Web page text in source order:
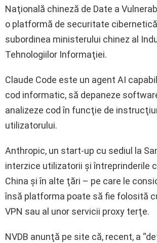
Naţională chineză de Date a
o platformă de securitate
subordinea ministerului chinez al
Tehnologiilor Informaţiei.
Claude Code este un agent AI
cod informatic, să depaneze
analizeze cod în funcţie de
utilizatorului.
Anthropic, un start-up cu sediul la
interzice utilizatorii şi întreprinderile
China şi în alte ţări – pe care le
însă platforma poate să fie folosită
VPN sau al unor servicii proxy terţe.
NVDB anunţă pe site că, recent, a